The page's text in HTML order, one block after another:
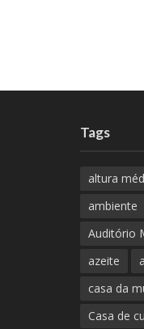
Tags
altura
ambiente
Auditório
azeite
casa da
Casa de